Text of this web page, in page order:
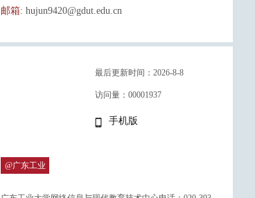
邮箱: hujun9420@gdut.edu.cn
最后更新时间： 2026-8-8
访问量： 00001937
手机版
@广东工业